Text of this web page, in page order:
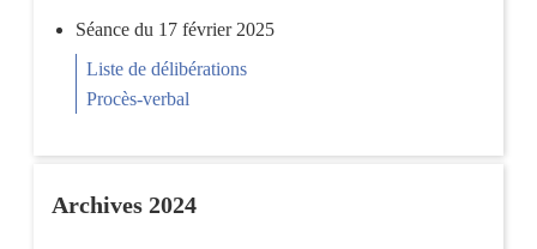
Séance du 17 février 2025
Liste de délibérations
Procès-verbal
Archives 2024